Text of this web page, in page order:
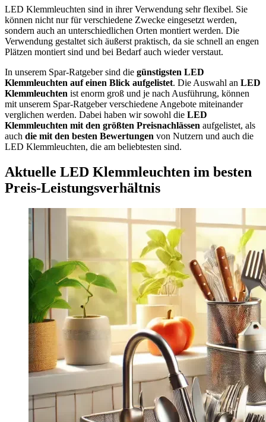
LED Klemmleuchten sind in ihrer Verwendung sehr flexibel. Sie
können nicht nur für verschiedene Zwecke eingesetzt werden,
sondern auch an unterschiedlichen Orten montiert werden. Die
Verwendung gestaltet sich äußerst praktisch, da sie schnell an engen
Plätzen montiert sind und bei Bedarf auch wieder verstaut.
In unserem Spar-Ratgeber sind die günstigsten LED
Klemmleuchten auf einen Blick aufgelistet. Die Auswahl an LED
Klemmleuchten ist enorm groß und je nach Ausführung, können
mit unserem Spar-Ratgeber verschiedene Angebote miteinander
verglichen werden. Dabei haben wir sowohl die LED
Klemmleuchten mit den größten Preisnachlässen aufgelistet, als
auch die mit den besten Bewertungen von Nutzern und auch die
LED Klemmleuchten, die am beliebtesten sind.
Aktuelle LED Klemmleuchten im besten
Preis-Leistungsverhältnis